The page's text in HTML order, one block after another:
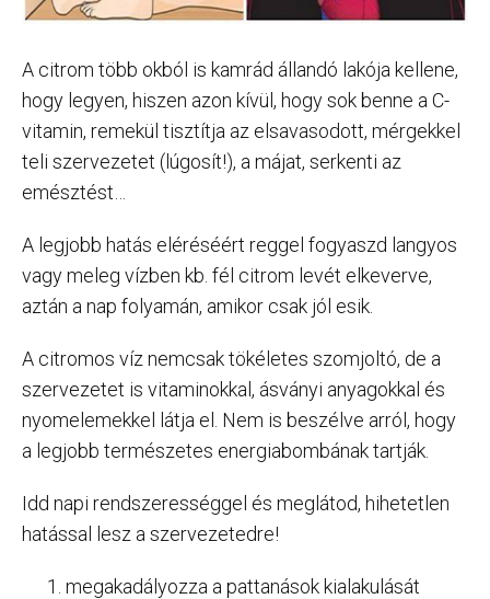
A citrom több okból is kamrád állandó lakója kellene,
hogy legyen, hiszen azon kívül, hogy sok benne a C-
vitamin, remekül tisztítja az elsavasodott, mérgekkel
teli szervezetet (lúgosít!), a májat, serkenti az
emésztést…
A legjobb hatás eléréséért reggel fogyaszd langyos
vagy meleg vízben kb. fél citrom levét elkeverve,
aztán a nap folyamán, amikor csak jól esik.
A citromos víz nemcsak tökéletes szomjoltó, de a
szervezetet is vitaminokkal, ásványi anyagokkal és
nyomelemekkel látja el. Nem is beszélve arról, hogy
a legjobb természetes energiabombának tartják.
Idd napi rendszerességgel és meglátod, hihetetlen
hatással lesz a szervezetedre!
megakadályozza a pattanások kialakulását